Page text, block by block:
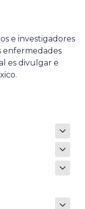
e investigadores
enfermedades
es divulgar e